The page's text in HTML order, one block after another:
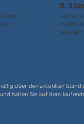
und
8.
Käufer
in allen
Belangen.
über den aktuellen Stand
halten Sie auf dem